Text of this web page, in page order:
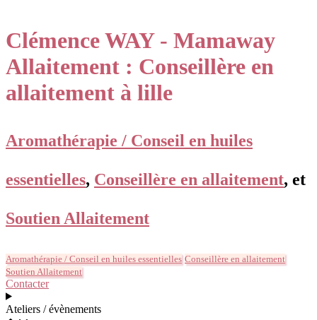
Clémence WAY - Mamaway
Allaitement : Conseillère en
allaitement à lille
Aromathérapie / Conseil en huiles
essentielles, Conseillère en allaitement, et
Soutien Allaitement
Aromathérapie / Conseil en huiles essentielles Conseillère en allaitement
Soutien Allaitement
Contacter
Ateliers / évènements